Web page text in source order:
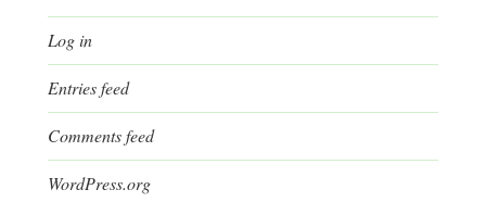
Log in
Entries feed
Comments feed
WordPress.org